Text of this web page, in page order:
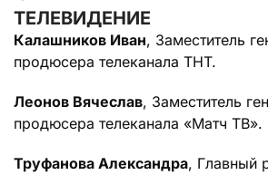
ТЕЛЕВИДЕНИЕ
Калашников Иван, Заместитель
продюсера телеканала ТНТ.
Леонов Вячеслав, Заместитель
продюсера телеканала «Матч ТВ».
Труфанова Александра, Главный